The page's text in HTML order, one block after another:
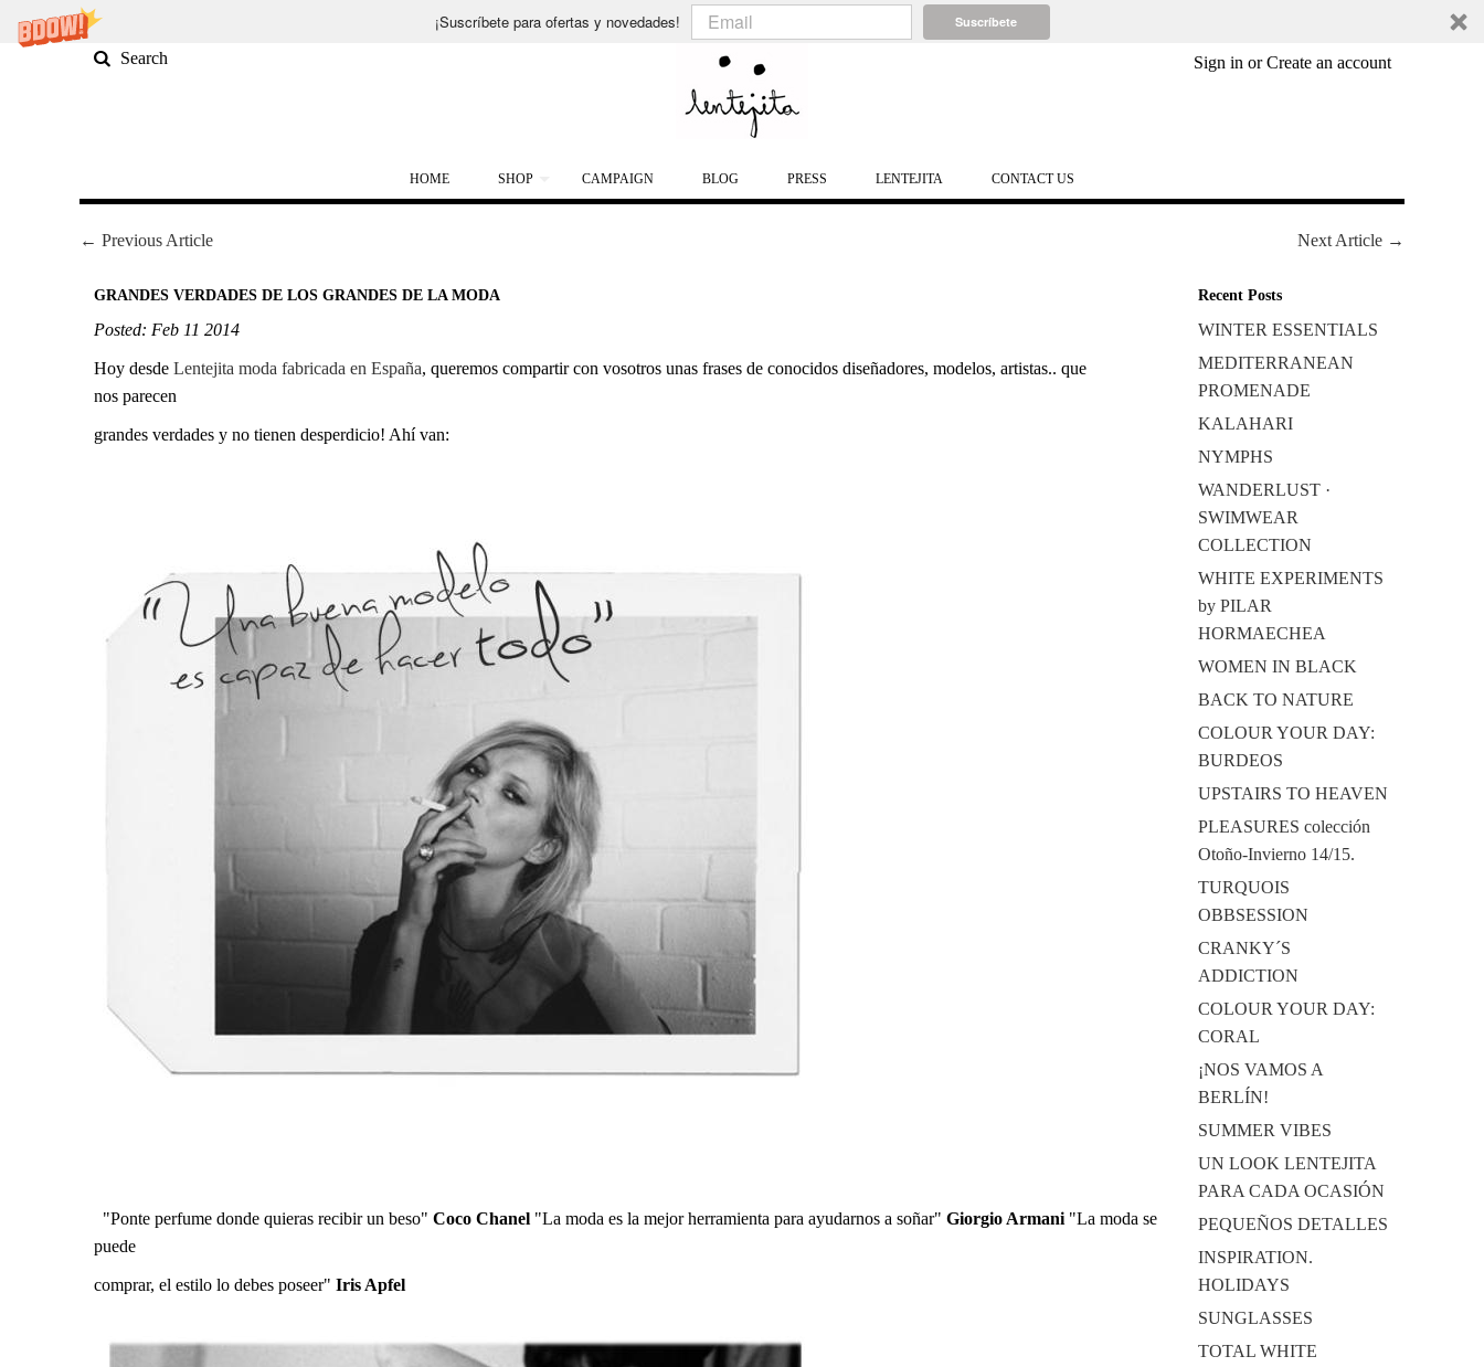
¡Suscríbete para ofertas y novedades! Suscríbete
Sign in orCreate an account
HOME SHOP CAMPAIGN BLOG PRESS LENTEJITA CONTACT US
← Previous Article Next Article →
GRANDES VERDADES DE LOS GRANDES DE LA MODA
Posted: Feb 11 2014
Hoy desdeLentejita moda fabricada en España, queremos compartir con vosotros unas frases de conocidos diseñadores, modelos, artistas.. que
nos parecen
grandes verdades y no tienen desperdicio! Ahí van:
"Ponte perfume donde quieras recibir un beso" Coco Chanel"La moda es la mejor herramienta para ayudarnos a soñar" Giorgio Armani"La moda se
puede
comprar, el estilo lo debes poseer" Iris Apfel
Recent Posts
WINTER ESSENTIALS
MEDITERRANEAN
PROMENADE
KALAHARI
NYMPHS
WANDERLUST ·
SWIMWEAR
COLLECTION
WHITE EXPERIMENTS
by PILAR
HORMAECHEA
WOMEN IN BLACK
BACK TO NATURE
COLOUR YOUR DAY:
BURDEOS
UPSTAIRS TO HEAVEN
PLEASURES colección
Otoño-Invierno 14/15.
TURQUOIS
OBBSESSION
CRANKY´S
ADDICTION
COLOUR YOUR DAY:
CORAL
¡NOS VAMOS A
BERLÍN!
SUMMER VIBES
UN LOOK LENTEJITA
PARA CADA OCASIÓN
PEQUEÑOS DETALLES
INSPIRATION.
HOLIDAYS
SUNGLASSES
TOTAL WHITE